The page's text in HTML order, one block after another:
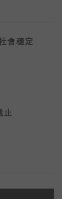
會穩定
止